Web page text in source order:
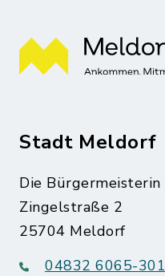
Stadt Meldorf
Die Bürgermeisterin
Zingelstraße 2
25704 Meldorf
04832 6065-301